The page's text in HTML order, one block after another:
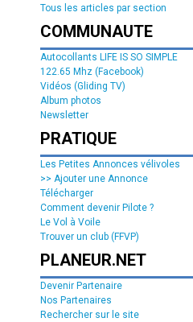
Tous les articles par section
COMMUNAUTE
Autocollants LIFE IS SO SIMPLE
122.65 Mhz (Facebook)
Vidéos (Gliding TV)
Album photos
Newsletter
PRATIQUE
Les Petites Annonces vélivoles
>> Ajouter une Annonce
Télécharger
Comment devenir Pilote ?
Le Vol à Voile
Trouver un club (FFVP)
PLANEUR.NET
Devenir Partenaire
Nos Partenaires
Rechercher sur le site